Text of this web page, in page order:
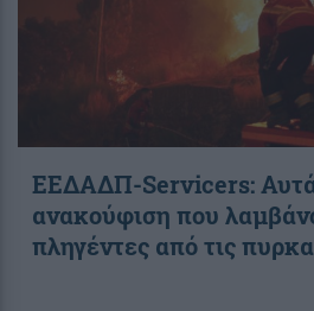
ΕΕΔΑΔΠ-Servicers: Αυτά
ανακούφιση που
πληγέντες από τις